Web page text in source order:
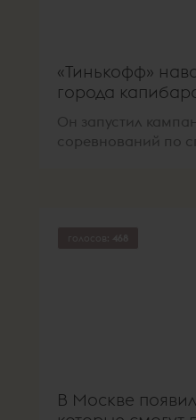
«Тинькофф»
города
Он запустил
соревнований по
В Москве